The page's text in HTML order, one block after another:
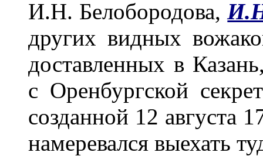
И.Н. Белобородова,
других видных
доставленных в
с Оренбургской
созданной 12 августа
намеревался выехать